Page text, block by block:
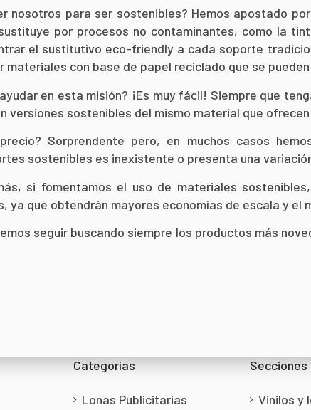
nosotros para ser sostenibles? Hemos apostado
por procesos no contaminantes, como la
el sustitutivo eco-friendly a cada soporte
materiales con base de papel reciclado que se
en esta misión? ¡Es muy fácil! Siempre que
versiones sostenibles del mismo material que
Sorprendente pero, en muchos casos
sostenibles es inexistente o presenta una
si fomentamos el uso de materiales
ya que obtendrán mayores economías de escala y
seguir buscando siempre los productos más
Categorías
Lonas Publicitarias
Secciones
Vinilos y